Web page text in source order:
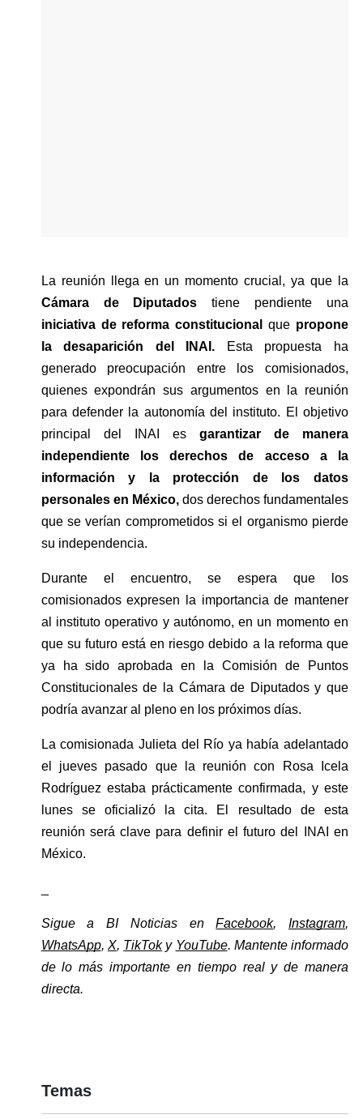
Cámara de Diputados tiene pendiente una
iniciativa de reforma constitucional
que propone
la desaparición del INAI. Esta propuesta ha
generado preocupación entre los comisionados,
quienes expondrán sus argumentos en la reunión
para defender la autonomía del instituto. El objetivo
principal del INAI es garantizar de manera
independiente los derechos de acceso a la
información y la protección de los datos
personales en México, dos derechos fundamentales
que se verían comprometidos si el organismo pierde
su independencia.
Durante el encuentro, se espera que los
comisionados expresen la importancia de mantener
al instituto operativo y autónomo, en un momento en
que su futuro está en riesgo debido a la reforma que
ya ha sido aprobada en la Comisión de Puntos
Constitucionales de la Cámara de Diputados y que
podría avanzar al pleno en los próximos días.
La comisionada Julieta del Río ya había adelantado
el jueves pasado que la reunión con Rosa Icela
Rodríguez estaba prácticamente confirmada, y este
lunes se oficializó la cita. El resultado de esta
reunión será clave para definir el futuro del INAI en
México.
Sigue a BI Noticias en Facebook, Instagram,
WhatsApp, X, TikTok y YouTube. Mantente informado
de lo más importante en tiempo real y de manera
directa.
Temas